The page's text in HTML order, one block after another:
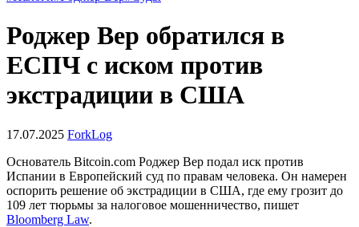
Роджер Вер обратился в
ЕСПЧ с иском против
экстрадиции в США
17.07.2025 ForkLog
Основатель Bitcoin.com Роджер Вер подал иск против
Испании в Европейский суд по правам человека. Он намерен
оспорить решение об экстрадиции в США, где ему грозит до
109 лет тюрьмы за налоговое мошенничество, пишет
Bloomberg Law.